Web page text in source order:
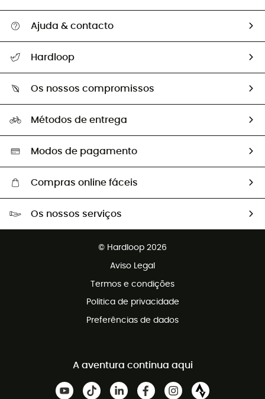
Ajuda & contacto
Devoluções e reembolsos
Guia de tamanhos
Trocas & Devoluções
Hardloop
Os nossos embaixadores
Os nossos compromissos
Seleção eco-responsável
Métodos de entrega
Modos de pagamento
Compras online fáceis
Devoluções gratuitas em 100 dias
Os nossos serviços
© Hardloop 2026
Aviso Legal
Termos e condições
Politica de privacidade
Preferências de dados
A aventura continua aqui